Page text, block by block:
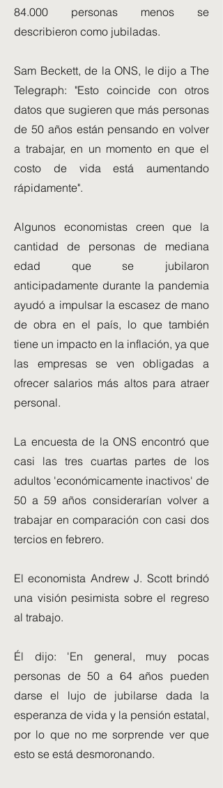
84.000 personas menos se
describieron como jubiladas.
Sam Beckett, de la ONS, le dijo a The
Telegraph: "Esto coincide con otros
datos que sugieren que más personas
de 50 años están pensando en volver
a trabajar, en un momento en que el
costo de vida está aumentando
rápidamente".
Algunos economistas creen que la
cantidad de personas de mediana
edad que se jubilaron
anticipadamente durante la pandemia
ayudó a impulsar la escasez de mano
de obra en el país, lo que también
tiene un impacto en la inflación, ya que
las empresas se ven obligadas a
ofrecer salarios más altos para atraer
personal.
La encuesta de la ONS encontró que
casi las tres cuartas partes de los
adultos 'económicamente inactivos' de
50 a 59 años considerarían volver a
trabajar en comparación con casi dos
tercios en febrero.
El economista Andrew J. Scott brindó
una visión pesimista sobre el regreso
al trabajo.
Él dijo: 'En general, muy pocas
personas de 50 a 64 años pueden
darse el lujo de jubilarse dada la
esperanza de vida y la pensión estatal,
por lo que no me sorprende ver que
esto se está desmoronando.